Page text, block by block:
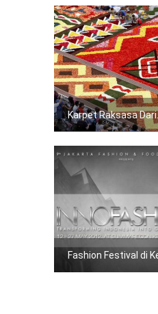
Karpet Raksasa
Fashion Festival di